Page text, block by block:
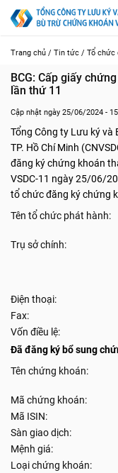
Trang chủ / Tin tức / Tổ chức
BCG: Cấp giấy
lần thứ 11
Cập nhật ngày 25/06/2024 -
Tổng Công ty Lưu ký và
TP. Hồ Chí Minh
đăng ký chứng khoán
VSDC-11 ngày 25/06/
tổ chức đăng ký chứng
Tên tổ chức phát hành:
Trụ sở chính:
Điện thoại:
Fax:
Vốn điều lệ:
Đã đăng ký bổ sung
Tên chứng khoán:
Mã chứng khoán:
Mã ISIN:
Sàn giao dịch:
Mệnh giá:
Loại chứng khoán: